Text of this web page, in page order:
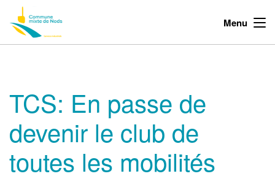
Menu
TCS: En passe de
devenir le club de
toutes les mobilités